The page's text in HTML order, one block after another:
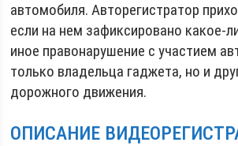
автомобиля. Авторегистратор
если на нем зафиксировано какое-
иное правонарушение с участием
только владельца гаджета, но и
дорожного движения.
ОПИСАНИЕ